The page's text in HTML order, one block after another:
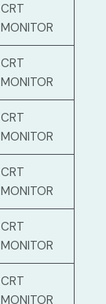
CRT
MONITOR
CRT
MONITOR
CRT
MONITOR
CRT
MONITOR
CRT
MONITOR
CRT
MONITOR